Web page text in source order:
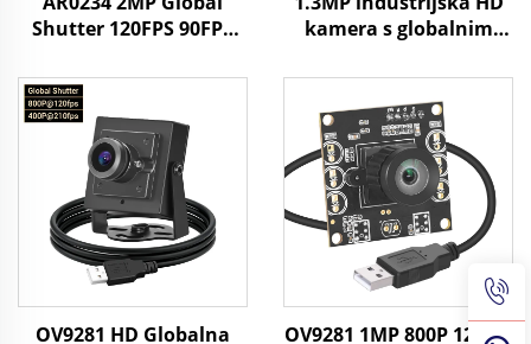
Shutter 120FPS 90FPS
Android prepoznavanje
lica industrijska
kamera
kamera s globalnim
400fps/200fps za
snimanje brzih pokreta
bez vođenja,
minikamera
OV9281 HD Globalna OV9281 1MP 800P 120fps